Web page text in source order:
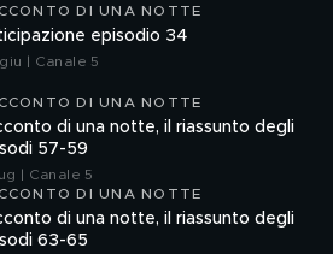
DI UNA NOTTE
episodio 34
| Canale 5
DI UNA NOTTE
di una notte, il riassunto degli
57-59
| Canale 5
DI UNA NOTTE
di una notte, il riassunto degli
63-65